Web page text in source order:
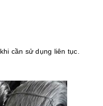
cần sử dụng liên tục.